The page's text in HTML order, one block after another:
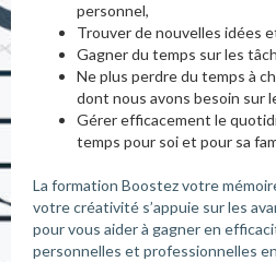
personnel,
Trouver de nouvelles idées
Gagner du temps sur les
Ne plus perdre du temps à
dont nous avons besoin sur
Gérer efficacement le
temps pour soi et pour sa
La formation Boostez votre
votre créativité s’appuie sur les
pour vous aider à gagner en
personnelles et professionnelles